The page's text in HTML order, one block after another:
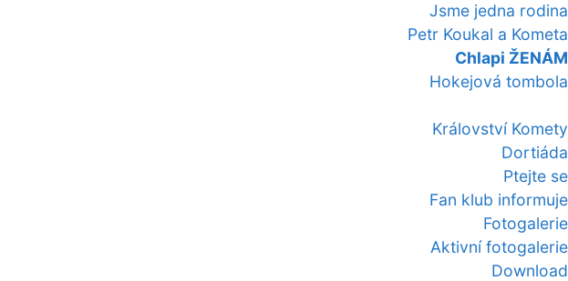
Jsme jedna rodina
Petr Koukal a Kometa
Chlapi ŽENÁM
Hokejová tombola
Království Komety
Dortiáda
Ptejte se
Fan klub informuje
Fotogalerie
Aktivní fotogalerie
Download